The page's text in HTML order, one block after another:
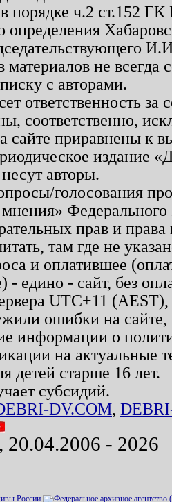
порядке ч.2 ст.152
определения
не
с авторами.
ответственность
соответственно,
сайте приравнены к
издание
авторы.
голосования
прав и
там где не
и оплатившее
- едино - сайт, без
UTC+11
ошибки на
информации о
на актуальные
детей старше 16 лет.
субсидий.
DV.COM,
- 2026